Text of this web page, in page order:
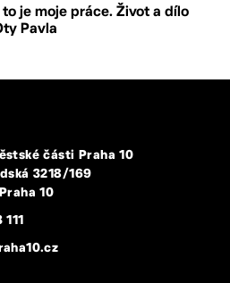
je moje práce. Život a dílo
Pavla
části Praha 10
3218/169
10